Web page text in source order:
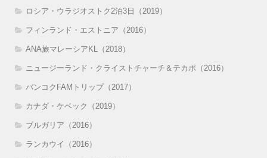
ロシア・ウラジオストク2泊3日（2019）
フィンランド・エストニア（2016）
ANA旅マレーシアKL（2018）
ニュージーランド・クライストチャーチ＆テカポ（2016）
バンコクFAMトリップ（2017）
カナダ・ケベック（2019）
ブルガリア（2016）
ランカウイ（2016）